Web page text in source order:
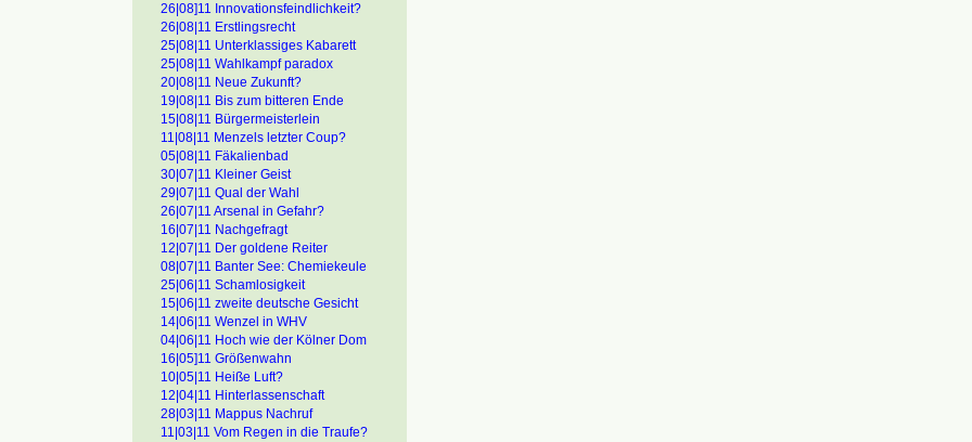
26|08]11 Innovationsfeindlichkeit?
26|08|11 Erstlingsrecht
25|08|11 Unterklassiges Kabarett
25|08|11 Wahlkampf paradox
20|08|11 Neue Zukunft?
19|08|11 Bis zum bitteren Ende
15|08|11 Bürgermeisterlein
11|08|11 Menzels letzter Coup?
05|08|11 Fäkalienbad
30|07|11 Kleiner Geist
29|07|11 Qual der Wahl
26|07|11 Arsenal in Gefahr?
16|07|11 Nachgefragt
12|07|11 Der goldene Reiter
08|07|11 Banter See: Chemiekeule
25|06|11 Schamlosigkeit
15|06|11 zweite deutsche Gesicht
14|06|11 Wenzel in WHV
04|06|11 Hoch wie der Kölner Dom
16|05]11 Größenwahn
10|05|11 Heiße Luft?
12|04|11 Hinterlassenschaft
28|03|11 Mappus Nachruf
11|03|11 Vom Regen in die Traufe?